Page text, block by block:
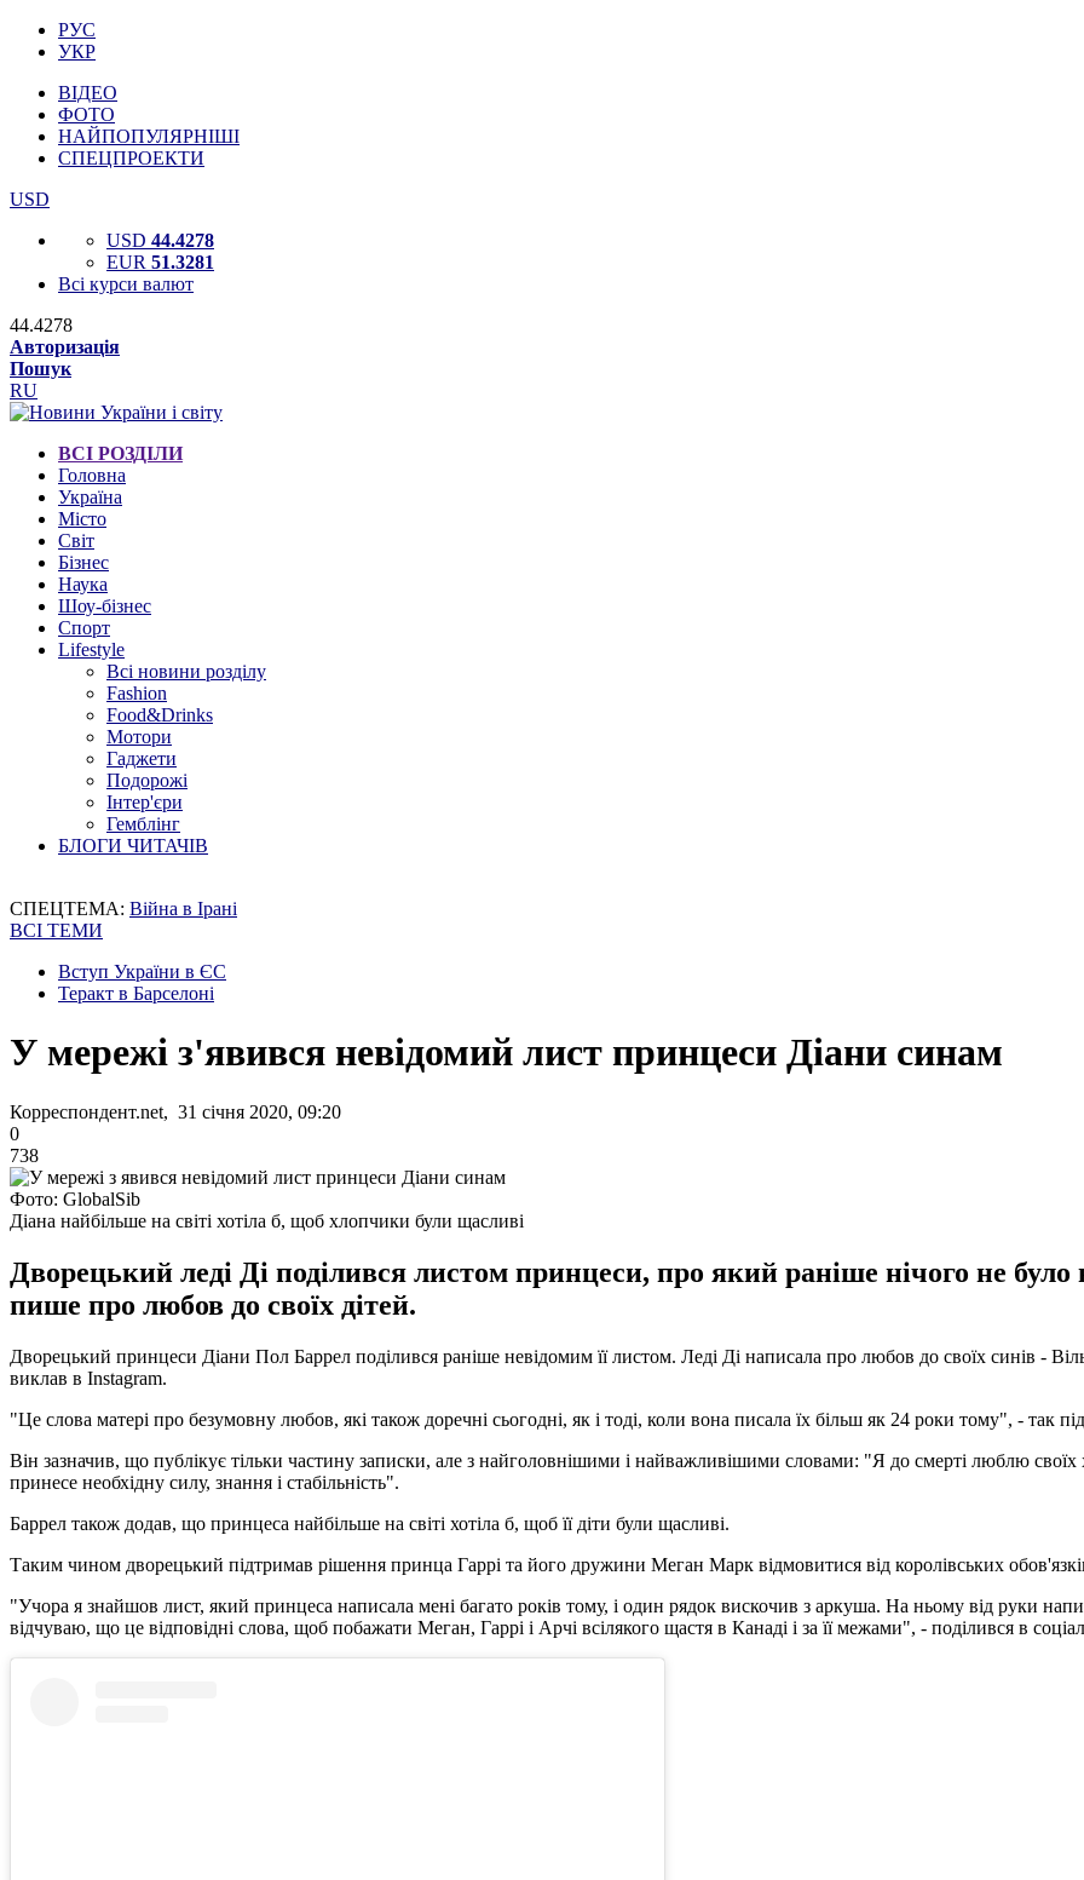
РУС
УКР
ВІДЕО
ФОТО
НАЙПОПУЛЯРНІШІ
СПЕЦПРОЕКТИ
USD
USD 44.4278
EUR 51.3281
Всі курси валют
44.4278
Авторизація
Пошук
RU
ВСІ РОЗДІЛИ
Головна
Україна
Місто
Світ
Бізнес
Наука
Шоу-бізнес
Спорт
Lifestyle
Всі новини розділу
Fashion
Food&Drinks
Мотори
Гаджети
Подорожі
Інтер'єри
Гемблінг
БЛОГИ ЧИТАЧІВ
СПЕЦТЕМА: Війна в Ірані
ВСІ ТЕМИ
Вступ України в ЄС
Теракт в Барселоні
У мережі з'явився невідомий лист принцеси Діани синам
Корреспондент.net, 31 січня 2020, 09:20
0
738
Фото: GlobalSib
Діана найбільше на світі хотіла б, щоб хлопчики були щасливі
Дворецький леді Ді поділився листом принцеси, про який раніше нічого не
пише про любов до своїх дітей.
Дворецький принцеси Діани Пол Баррел поділився раніше невідомим її листом. Леді Ді написала про любов до своїх синів -
виклав в Instagram.
"Це слова матері про безумовну любов, які також доречні сьогодні, як і тоді, коли вона писала їх більш як 24 роки тому", - так
Він зазначив, що публікує тільки частину записки, але з найголовнішими і найважливішими словами: "Я до смерті люблю своїх
принесе необхідну силу, знання і стабільність".
Баррел також додав, що принцеса найбільше на світі хотіла б, щоб її діти були щасливі.
Таким чином дворецький підтримав рішення принца Гаррі та його дружини Меган Марк відмовитися від королівських
"Учора я знайшов лист, який принцеса написала мені багато років тому, і один рядок вискочив з аркуша. На ньому від руки
відчуваю, що це відповідні слова, щоб побажати Меган, Гаррі і Арчі всілякого щастя в Канаді і за її межами", - поділився в